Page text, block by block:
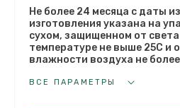
Не более 24 месяца с даты
изготовления указана на
сухом, защищенном от
температуре не выше 25С и
влажности воздуха не более
ВСЕ ПАРАМЕТРЫ